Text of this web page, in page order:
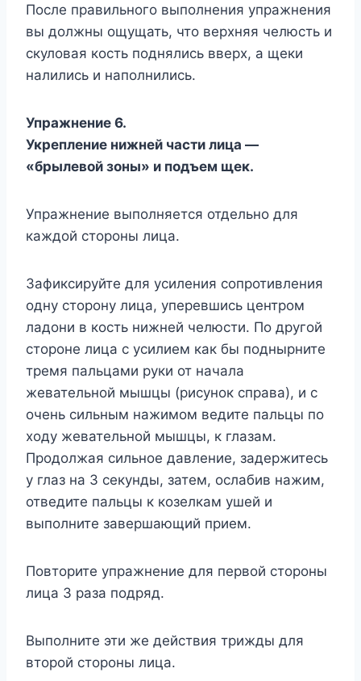
После правильного выполнения упражнения
вы должны ощущать, что верхняя челюсть и
скуловая кость поднялись вверх, а щеки
налились и наполнились.
Упражнение 6.
Укрепление нижней части лица —
«брылевой зоны» и подъем щек.
Упражнение выполняется отдельно для
каждой стороны лица.
Зафиксируйте для усиления сопротивления
одну сторону лица, уперевшись центром
ладони в кость нижней челюсти. По другой
стороне лица с усилием как бы поднырните
тремя пальцами руки от начала
жевательной мышцы (рисунок справа), и с
очень сильным нажимом ведите пальцы по
ходу жевательной мышцы, к глазам.
Продолжая сильное давление, задержитесь
у глаз на 3 секунды, затем, ослабив нажим,
отведите пальцы к козелкам ушей и
выполните завершающий прием.
Повторите упражнение для первой стороны
лица 3 раза подряд.
Выполните эти же действия трижды для
второй стороны лица.